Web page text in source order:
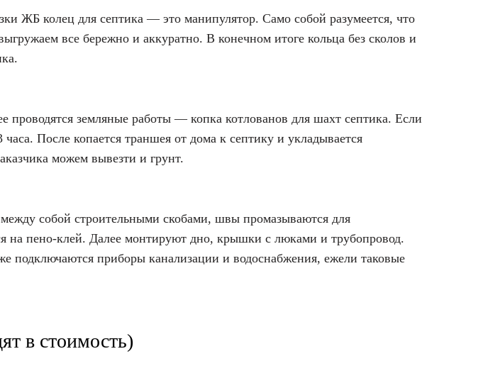
ЖБ колец для септика — это манипулятор. Само собой разумеется, что
все бережно и аккуратно. В конечном итоге кольца без сколов и
проводятся земляные работы — копка котлованов для шахт септика. Если
После копается траншея от дома к септику и укладывается
можем вывезти и грунт.
собой строительными скобами, швы промазываются для
на пено-клей. Далее монтируют дно, крышки с люками и трубопровод.
подключаются приборы канализации и водоснабжения, ежели таковые
в стоимость)